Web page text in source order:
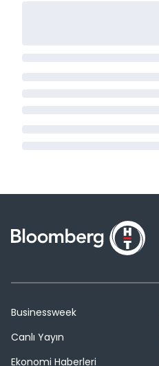
Businessweek
Canlı Yayın
Ekonomi Haberleri